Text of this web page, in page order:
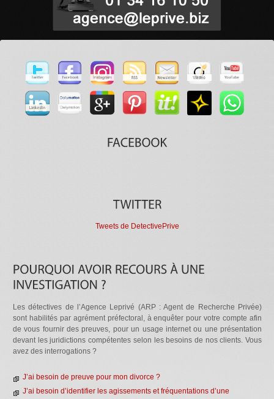
Tweets de DetectivePrive
Les détectives de l’Agence Leprivé (ARP : Agent de Recherche Privée)
sont habilités par agrément préfectoral, à enquêter pour votre compte afin
de vous fournir des preuves, pour un usage internet ou une présentation
devant les juridictions compétentes selon les besoins de nos clients. Vous
avez des interrogations ?
J’ai besoin de preuve pour mon divorce ?
J’ai besoin d’identifier les agissements et fréquentations d’une